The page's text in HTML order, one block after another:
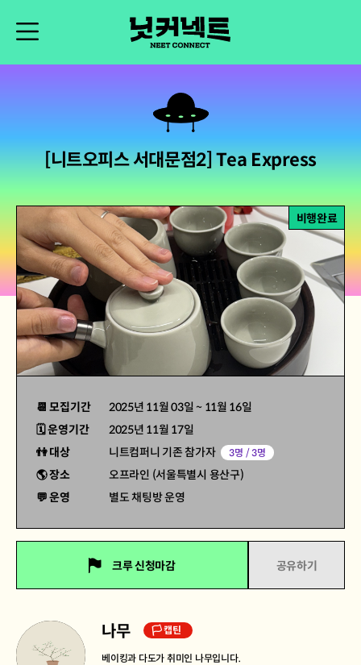
[니트오피스 서대문점2] Tea Express
비행완료
📆 모집기간 2025년 11월 03일 ~ 11월 16일
🗓 운영기간
2025년 11월 17일
👫 대상
니트컴퍼니 기존 참가자 3명 / 3명
🌎 장소
오프라인 (서울특별시 용산구)
💬 운영
별도 채팅방 운영
크루 신청마감 공유하기
나무 🏳 캡틴
베이킹과 다도가 취미인 나무입니다.